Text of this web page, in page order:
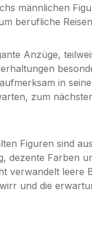
männlichen
berufliche
Anzüge,
in
zum
Figuren sind
dezente Farben
verwandelt leere
und die